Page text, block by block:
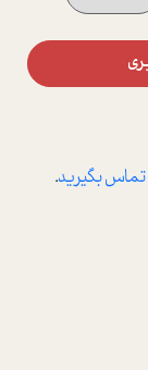
تماس بگیرید.